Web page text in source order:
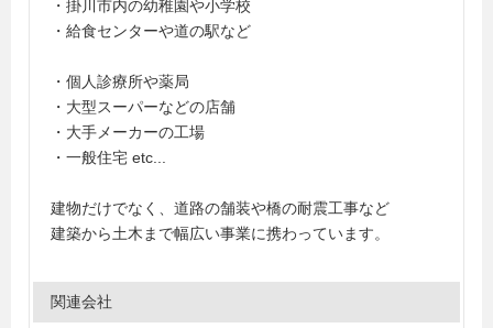
・掛川市内の幼稚園や小学校
・給食センターや道の駅など
・個人診療所や薬局
・大型スーパーなどの店舗
・大手メーカーの工場
・一般住宅 etc...
建物だけでなく、道路の舗装や橋の耐震工事など
建築から土木まで幅広い事業に携わっています。
関連会社